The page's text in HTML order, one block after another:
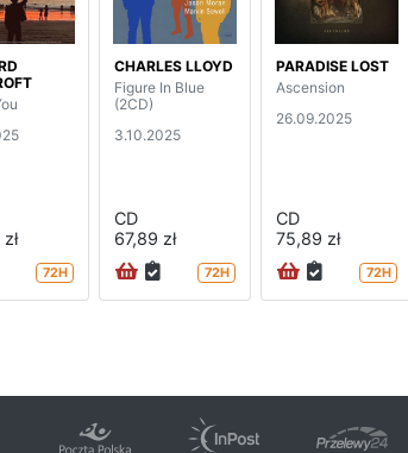
72H
CHARLES LLOYD
Figure In Blue
(2CD)
3.10.2025
CD
67,89 zł
72H
PARADISE LOST
Ascension
26.09.2025
CD
75,89 zł
72H